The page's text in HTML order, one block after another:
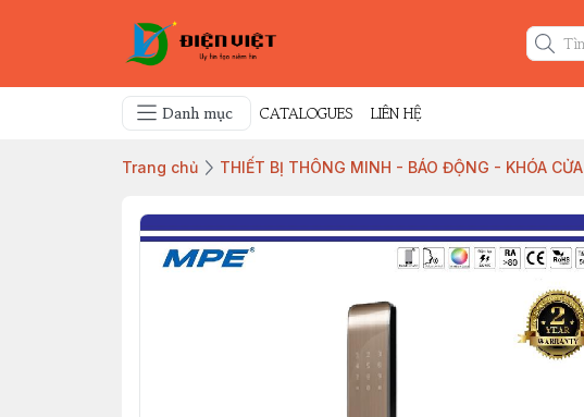
Danh mục CATALOGUES LIÊN HỆ
Trang chủ THIẾT BỊ THÔNG MINH - BÁO ĐỘNG - KHÓA CỬA